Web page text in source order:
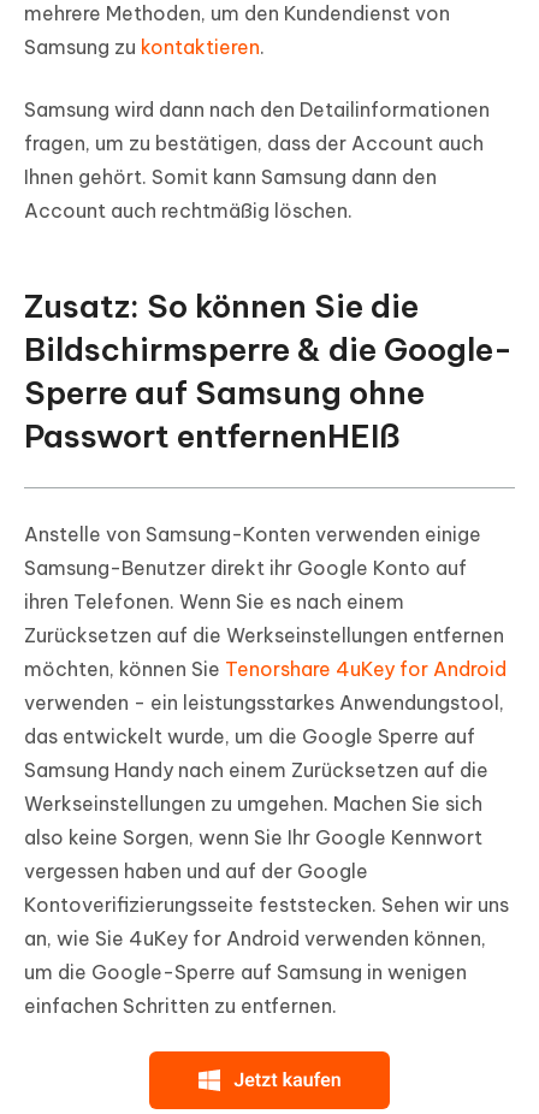
mehrere Methoden, um den Kundendienst von
Samsung zu kontaktieren.
Samsung wird dann nach den Detailinformationen
fragen, um zu bestätigen, dass der Account auch
Ihnen gehört. Somit kann Samsung dann den
Account auch rechtmäßig löschen.
Zusatz: So können Sie die
Bildschirmsperre & die Google-
Sperre auf Samsung ohne
Passwort entfernenHEIß
Anstelle von Samsung-Konten verwenden einige
Samsung-Benutzer direkt ihr Google Konto auf
ihren Telefonen. Wenn Sie es nach einem
Zurücksetzen auf die Werkseinstellungen entfernen
möchten, können Sie Tenorshare 4uKey for Android
verwenden - ein leistungsstarkes Anwendungstool,
das entwickelt wurde, um die Google Sperre auf
Samsung Handy nach einem Zurücksetzen auf die
Werkseinstellungen zu umgehen. Machen Sie sich
also keine Sorgen, wenn Sie Ihr Google Kennwort
vergessen haben und auf der Google
Kontoverifizierungsseite feststecken. Sehen wir uns
an, wie Sie 4uKey for Android verwenden können,
um die Google-Sperre auf Samsung in wenigen
einfachen Schritten zu entfernen.